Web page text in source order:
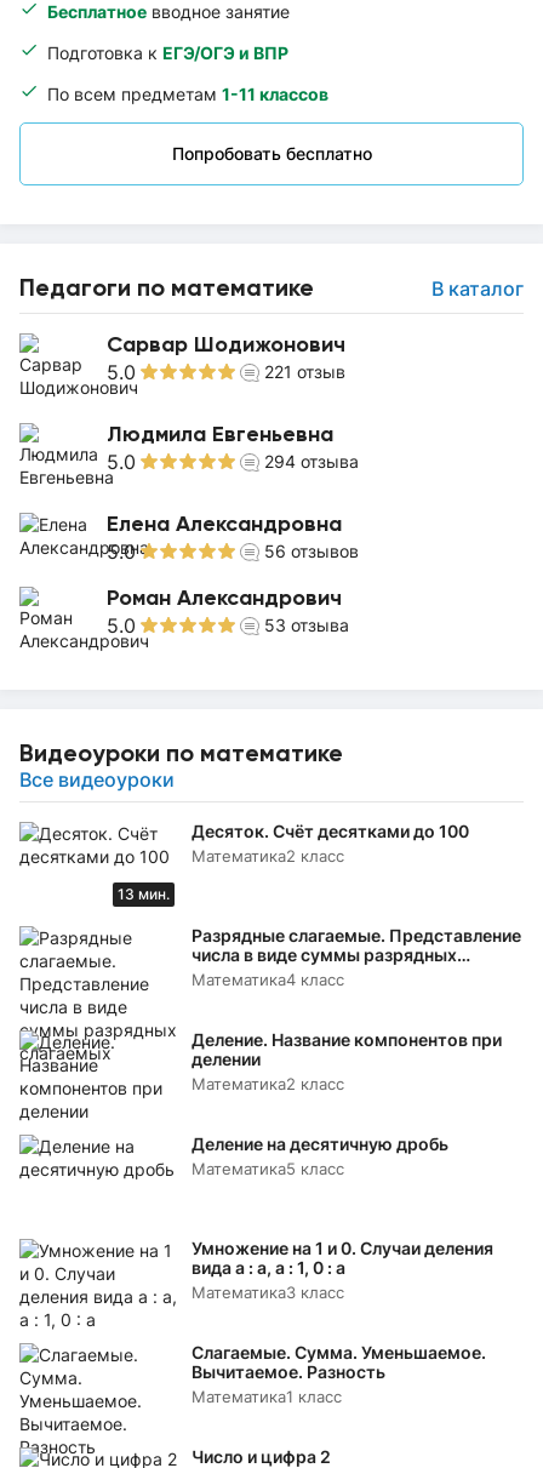
Бесплатное вводное занятие
Подготовка к ЕГЭ/ОГЭ и ВПР
По всем предметам 1-11 классов
Попробовать бесплатно
Педагоги по математике В каталог
Сарвар Шодижонович
5.0 221 отзыв
Людмила Евгеньевна
5.0 294 отзыва
Елена Александровна
5.0 56 отзывов
Роман Александрович
5.0 53 отзыва
Видеоуроки по математике
Все видеоуроки
13 мин.
Десяток. Счёт десятками до 100
Математика2 класс
Разрядные слагаемые. Представление
числа в виде суммы разрядных
слагаемых
Математика4 класс
Деление. Название компонентов при
делении
Математика2 класс
Деление на десятичную дробь
Математика5 класс
Умножение на 1 и 0. Случаи деления
вида а : а, а : 1, 0 : а
Математика3 класс
Слагаемые. Сумма. Уменьшаемое.
Вычитаемое. Разность
Математика1 класс
Число и цифра 2